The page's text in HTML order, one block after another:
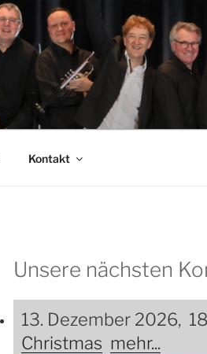
Kontakt
Unsere nächsten
13. Dezember 2026,
Christmas mehr...